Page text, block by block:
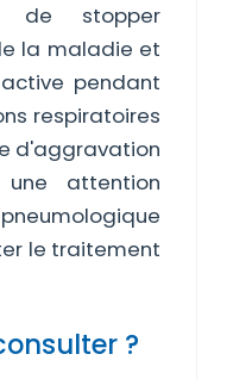
de stopper
la maladie et
pendant
respiratoires
d'aggravation
attention
le traitement
?